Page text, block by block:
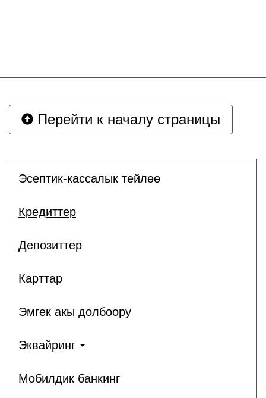
Перейти к началу страницы
Эсептик-кассалык тейлөө
Кредиттер
Депозиттер
Карттар
Эмгек акы долбоору
Эквайринг
Мобилдик банкинг